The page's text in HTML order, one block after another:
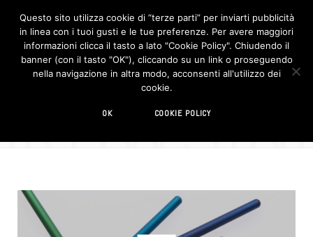
F
c
e
b
o
I
n
s
t
riedizione
Questo sito utilizza cookie di “terze parti” per inviarti pubblicità
in linea con i tuoi gusti e le tue preferenze. Per avere maggiori
informazioni clicca il tasto a lato "Cookie Policy". Chiudendo il
banner (con il tasto "OK"), cliccando su un link o proseguendo
nella navigazione in altra modo, acconsenti all'utilizzo dei
cookie.
OK COOKIE POLICY